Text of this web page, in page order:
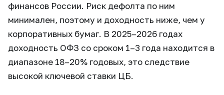
финансов России. Риск дефолта по ним
минимален, поэтому и доходность ниже, чем у
корпоративных бумаг. В 2025–2026 годах
доходность ОФЗ со сроком 1–3 года находится в
диапазоне 18–20% годовых, это следствие
высокой ключевой ставки ЦБ.